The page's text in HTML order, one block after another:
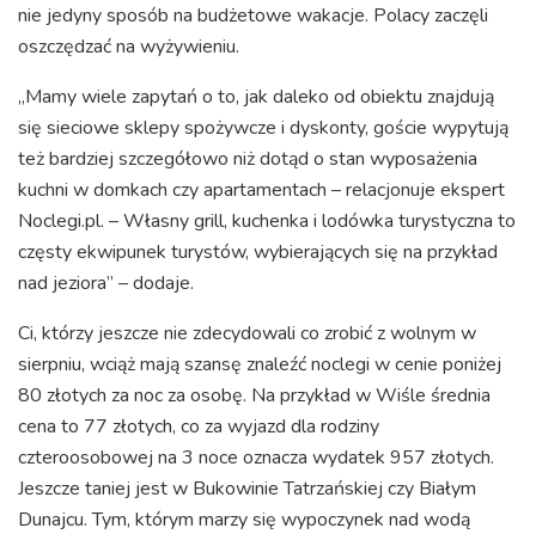
nie jedyny sposób na budżetowe wakacje. Polacy zaczęli
oszczędzać na wyżywieniu.
„Mamy wiele zapytań o to, jak daleko od obiektu znajdują
się sieciowe sklepy spożywcze i dyskonty, goście wypytują
też bardziej szczegółowo niż dotąd o stan wyposażenia
kuchni w domkach czy apartamentach – relacjonuje ekspert
Noclegi.pl. – Własny grill, kuchenka i lodówka turystyczna to
częsty ekwipunek turystów, wybierających się na przykład
nad jeziora” – dodaje.
Ci, którzy jeszcze nie zdecydowali co zrobić z wolnym w
sierpniu, wciąż mają szansę znaleźć noclegi w cenie poniżej
80 złotych za noc za osobę. Na przykład w Wiśle średnia
cena to 77 złotych, co za wyjazd dla rodziny
czteroosobowej na 3 noce oznacza wydatek 957 złotych.
Jeszcze taniej jest w Bukowinie Tatrzańskiej czy Białym
Dunajcu. Tym, którym marzy się wypoczynek nad wodą